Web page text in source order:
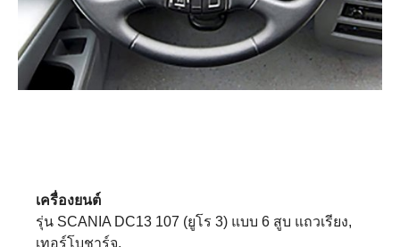
เครื่องยนต์
รุ่น SCANIA DC13 107 (ยูโร 3) แบบ 6 สูบ แถวเรียง,
เทอร์โบชาร์จ,